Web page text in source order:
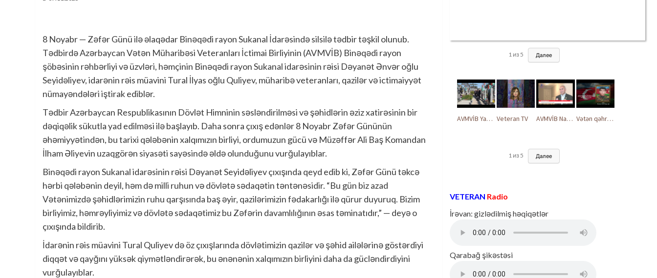
8 Noyabr — Zəfər Günü ilə əlaqədar Binəqədi rayon Sukanal İdarəsində silsilə tədbir təşkil olunub.
Tədbirdə Azərbaycan Vətən Müharibəsi Veteranları İctimai Birliyinin (AVMVİB) Binəqədi rayon
şöbəsinin rəhbərliyi və üzvləri, həmçinin Binəqədi rayon Sukanal idarəsinin rəisi Dəyanət Ənvər oğlu
Seyidəliyev, idarənin rəis müavini Tural İlyas oğlu Quliyev, müharibə veteranları, qazilər və ictimaiyyət
nümayəndələri iştirak ediblər.
Tədbir Azərbaycan Respublikasının Dövlət Himninin səsləndirilməsi və şəhidlərin əziz xatirəsinin bir
dəqiqəlik sükutla yad edilməsi ilə başlayıb. Daha sonra çıxış edənlər 8 Noyabr Zəfər Gününün
əhəmiyyətindən, bu tarixi qələbənin xalqımızın birliyi, ordumuzun gücü və Müzəffər Ali Baş Komandan
İlham Əliyevin uzaqgörən siyasəti sayəsində əldə olunduğunu vurğulayıblar.
Binəqədi rayon Sukanal idarəsinin rəisi Dəyanət Seyidəliyev çıxışında qeyd edib ki, Zəfər Günü təkcə
hərbi qələbənin deyil, həm də milli ruhun və dövlətə sədaqətin təntənəsidir. “Bu gün biz azad
Vətənimizdə şəhidlərimizin ruhu qarşısında baş əyir, qazilərimizin fədakarlığı ilə qürur duyuruq. Bizim
birliyimiz, həmrəyliyimiz və dövlətə sədaqətimiz bu Zəfərin davamlılığının əsas təminatıdır,” — deyə o
çıxışında bildirib.
İdarənin rəis müavini Tural Quliyev də öz çıxışlarında dövlətimizin qazilər və şəhid ailələrinə göstərdiyi
diqqət və qayğını yüksək qiymətləndirərək, bu ənənənin xalqımızın birliyini daha da gücləndirdiyini
vurğulayıblar.
1 из5 Далее
AVMVİB Yasamal rayon şöbəsinin kollektivi Şəhidlər Xiyabanında Veteran TV AVMVİB Naxçıvan MR təşkilatı şəhidlərimizin xatirəsinə həsr olunmuş tədbir keçirdi Vətən qəhrəmanları ilə ucalır
1 из 5 Далее
VETERAN Radio
İrəvan: gizlədilmiş həqiqətlər
Qarabağ şikəstəsi